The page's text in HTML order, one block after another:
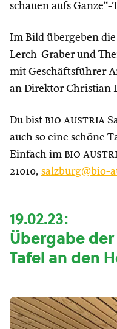
schauen aufs
Im Bild übergeben
Lerch-Graber und
mit Geschäftsführer
an Direktor Christian
Du bist bio austria
auch so eine schöne
Einfach im bio
21010, salzburg@bio-
19.02.23:
Übergabe
Tafel an den